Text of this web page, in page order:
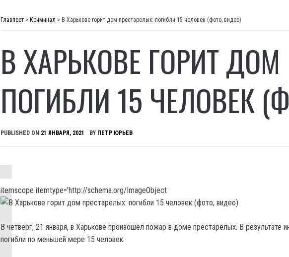
Главпост > Криминал > В Харькове горит дом престарелых: погибли 15 человек (фото, видео)
В ХАРЬКОВЕ ГОРИТ
ПОГИБЛИ 15 ЧЕЛОВЕК
PUBLISHED ON 21 ЯНВАРЯ, 2021 BY ПЕТР ЮРЬЕВ
itemscope itemtype=’http://schema.org/ImageObject
В четверг, 21 января, в Харькове произошел пожар в доме престарелых. В результате
погибли по меньшей мере 15 человек.